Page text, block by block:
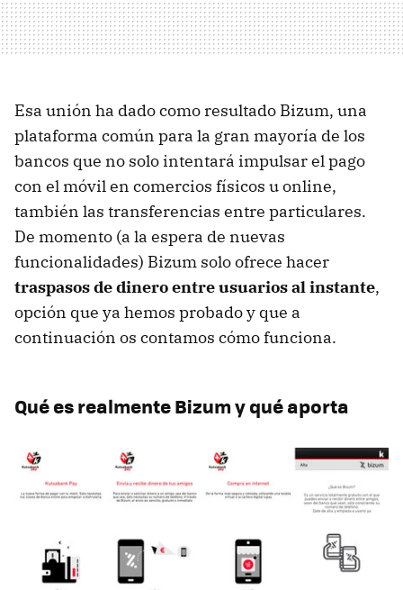
Esa unión ha dado como resultado Bizum, una
plataforma común para la gran mayoría de los
bancos que no solo intentará impulsar el pago
con el móvil en comercios físicos u online,
también las transferencias entre particulares.
De momento (a la espera de nuevas
funcionalidades) Bizum solo ofrece hacer
traspasos de dinero entre usuarios al instante,
opción que ya hemos probado y que a
continuación os contamos cómo funciona.
Qué es realmente Bizum y qué aporta